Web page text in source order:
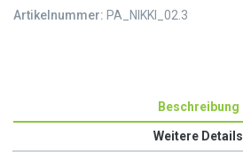
Artikelnummer: PA_NIKKI_02.3
Beschreibung
Weitere Details